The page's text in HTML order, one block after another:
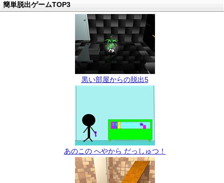
簡単脱出ゲームTOP3
黒い部屋からの脱出5
あのこの へやから だっしゅつ！